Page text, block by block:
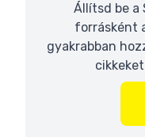
Állítsd be a
forrásként
gyakrabban